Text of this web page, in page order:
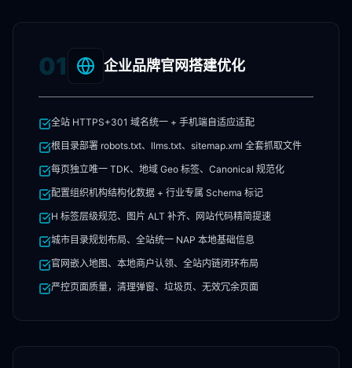
01 企业品牌官网搭建优化
全站 HTTPS+301 域名统一 + 手机端自适应适配
根目录部署 robots.txt、llms.txt、sitemap.xml 全套抓取文件
每页独立唯一 TDK、地域 Geo 标签、Canonical 规范化
配置组织机构结构化数据 + 行业专属 Schema 标记
H 标签层级规范、图片 ALT 补齐、网站代码精简提速
城市目录规划布局、全站统一 NAP 本地基础信息
官网嵌入地图、本地商户认领、全站内链闭环布局
严控页面质量，清理弹窗、垃圾页、无效冗余页面